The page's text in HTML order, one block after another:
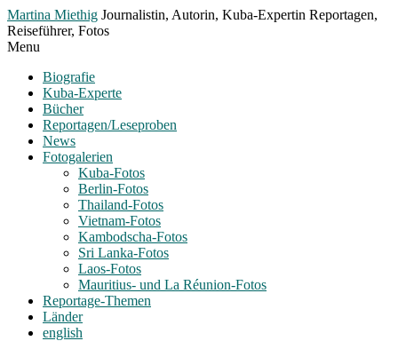
Toggle
Menu
Martina Miethig Journalistin, Autorin, Kuba-Expertin Reportagen,
Reiseführer, Fotos
Menu
Biografie
Kuba-Experte
Bücher
Reportagen/Leseproben
News
Fotogalerien
Kuba-Fotos
Berlin-Fotos
Thailand-Fotos
Vietnam-Fotos
Kambodscha-Fotos
Sri Lanka-Fotos
Laos-Fotos
Mauritius- und La Réunion-Fotos
Reportage-Themen
Länder
english